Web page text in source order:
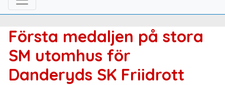
Första medaljen på stora
SM utomhus för
Danderyds SK Friidrott